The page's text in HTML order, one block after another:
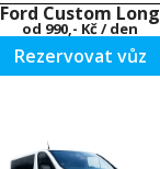
Ford Custom Long
od 990,- Kč/ den
Rezervovat vůz